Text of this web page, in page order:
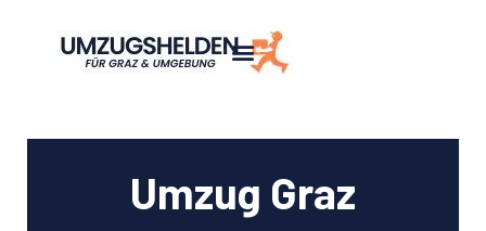
Umzug Graz